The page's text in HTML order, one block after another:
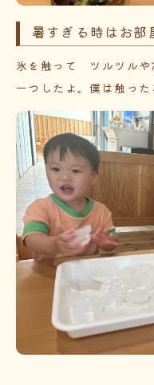
暑すぎる時はお部
氷を触って ツルツル
一つしたよ。僕は触っ